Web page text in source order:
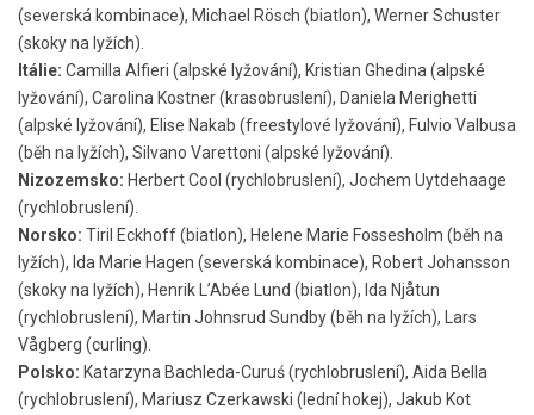
(severská kombinace), Michael Rösch (biatlon), Werner Schuster
(skoky na lyžích).
Itálie: Camilla Alfieri (alpské lyžování), Kristian Ghedina (alpské
lyžování), Carolina Kostner (krasobruslení), Daniela Merighetti
(alpské lyžování), Elise Nakab (freestylové lyžování), Fulvio Valbusa
(běh na lyžích), Silvano Varettoni (alpské lyžování).
Nizozemsko: Herbert Cool (rychlobruslení), Jochem Uytdehaage
(rychlobruslení).
Norsko: Tiril Eckhoff (biatlon), Helene Marie Fossesholm (běh na
lyžích), Ida Marie Hagen (severská kombinace), Robert Johansson
(skoky na lyžích), Henrik L’Abée Lund (biatlon), Ida Njåtun
(rychlobruslení), Martin Johnsrud Sundby (běh na lyžích), Lars
Vågberg (curling).
Polsko: Katarzyna Bachleda-Curuś (rychlobruslení), Aida Bella
(rychlobruslení), Mariusz Czerkawski (lední hokej), Jakub Kot